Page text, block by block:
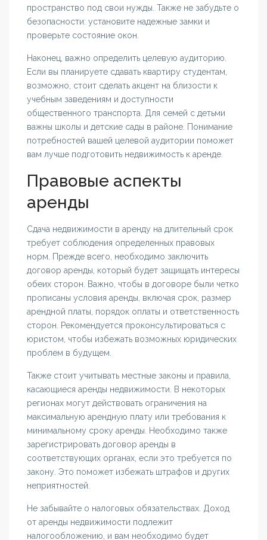
пространство под свои нужды. Также не забудьте о
безопасности: установите надежные замки и
проверьте состояние окон.
Наконец, важно определить целевую аудиторию.
Если вы планируете сдавать квартиру студентам,
возможно, стоит сделать акцент на близости к
учебным заведениям и доступности
общественного транспорта. Для семей с детьми
важны школы и детские сады в районе. Понимание
потребностей вашей целевой аудитории поможет
вам лучше подготовить недвижимость к аренде.
Правовые аспекты
аренды
Сдача недвижимости в аренду на длительный срок
требует соблюдения определенных правовых
норм. Прежде всего, необходимо заключить
договор аренды, который будет защищать интересы
обеих сторон. Важно, чтобы в договоре были четко
прописаны условия аренды, включая срок, размер
арендной платы, порядок оплаты и ответственность
сторон. Рекомендуется проконсультироваться с
юристом, чтобы избежать возможных юридических
проблем в будущем.
Также стоит учитывать местные законы и правила,
касающиеся аренды недвижимости. В некоторых
регионах могут действовать ограничения на
максимальную арендную плату или требования к
минимальному сроку аренды. Необходимо также
зарегистрировать договор аренды в
соответствующих органах, если это требуется по
закону. Это поможет избежать штрафов и других
неприятностей.
Не забывайте о налоговых обязательствах. Доход
от аренды недвижимости подлежит
налогообложению, и вам необходимо будет